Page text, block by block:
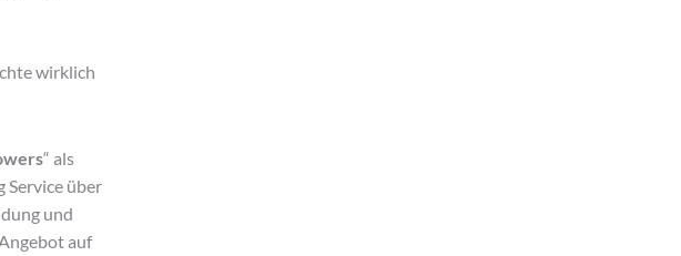
wirklich
“ als
Service über
und
auf